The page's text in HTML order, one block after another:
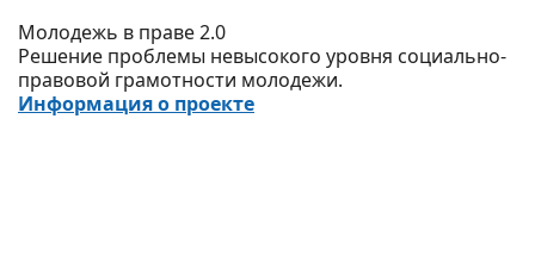
Молодежь в праве 2.0
Решение проблемы невысокого уровня социально-
правовой грамотности молодежи.
Информация о проекте